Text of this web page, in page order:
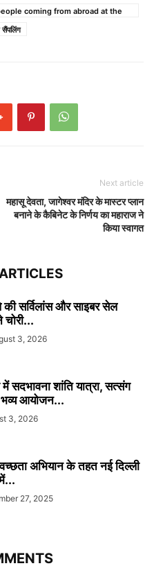
coming from abroad at the
सैंपलिंग
Next article
महासू देवता, जागेश्वर मंदिर के मास्टर प्लान
बनाने के कैबिनेट के निर्णय का महाराज ने
किया स्वागत
की सर्विलांस और साइबर सेल
3, 2026
में सदभावना शांति यात्रा, सत्संग
आयोजन...
3, 2026
अभियान के तहत नई दिल्ली
27, 2025